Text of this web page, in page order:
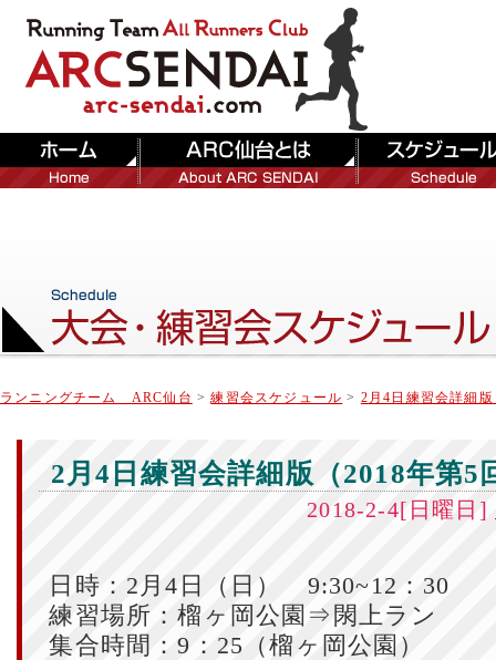
ランニングチーム ARC仙台 >練習会スケジュール > 2月4日練習会詳細
2月4日練習会詳細版（2018年第5
2018-2-4[日曜日]
日時：2月4日（日） 9:30~12：30
練習場所：榴ヶ岡公園⇒閖上ラン
集合時間：9：25（榴ヶ岡公園）